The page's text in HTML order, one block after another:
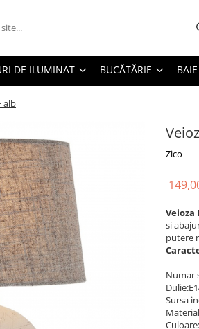
DE ILUMINAT BUCĂTĂRIE BAIE
alb
Zico
Veioza
si
putere
Numar
Sursa